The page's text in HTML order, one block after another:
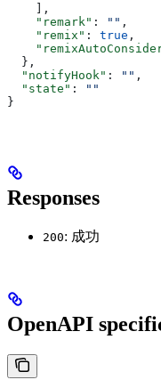
    ],
    "remark"
: "" ,
    "remix"
: true ,
  },
  "notifyHook"
: "" ,
  "state"
:
""
}
Responses
200: 成功
OpenAPI